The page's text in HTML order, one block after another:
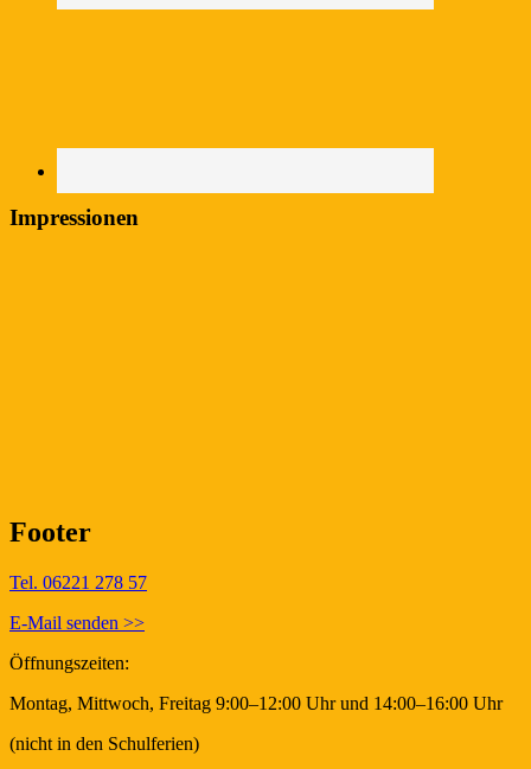
Impressionen
Footer
Tel. 06221 278 57
E-Mail senden >>
Öffnungszeiten:
Montag, Mittwoch, Freitag 9:00–12:00 Uhr und 14:00–16:00 Uhr
(nicht in den Schulferien)